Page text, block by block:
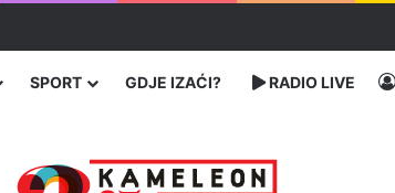
i problema sa zdravstvenim knjižicama
SPORT GDJE IZAĆI? RADIO LIVE